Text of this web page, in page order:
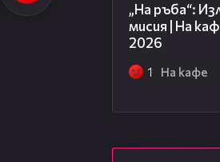
„На ръба“:
мисия | На
2026
1 На кафе